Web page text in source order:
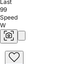
Last
99
Speed
W